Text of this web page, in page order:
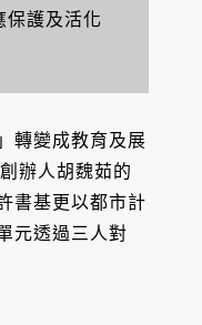
保護及活化
轉變成教育及展
辦人胡魏茹的
書基更以都市計
元透過三人對